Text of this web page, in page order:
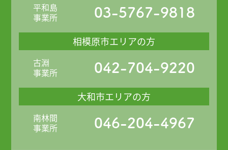
平和島
事業所
03-5767-9818
相模原市エリアの方
古淵
事業所
042-704-9220
大和市エリアの方
南林間
事業所
046-204-4967